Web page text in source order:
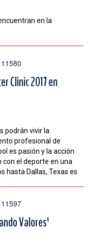
en la
Clinic 2017 en
podrán vivir la
profesional de
es pasión y la acción
el deporte en una
hasta Dallas, Texas es
Valores'